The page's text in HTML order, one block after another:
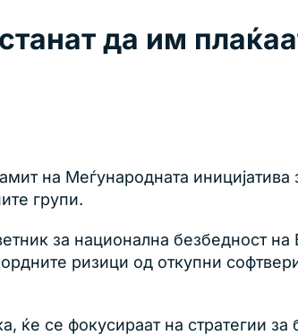
да им
на Меѓународната иницијатива
групи.
за национална безбедност на
ризици од откупни
ќе се фокусираат на стратегии